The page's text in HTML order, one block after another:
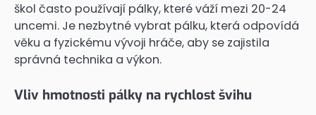
škol často používají pálky, které váží mezi 20-24
uncemi. Je nezbytné vybrat pálku, která odpovídá
věku a fyzickému vývoji hráče, aby se zajistila
správná technika a výkon.
Vliv hmotnosti pálky na rychlost švihu